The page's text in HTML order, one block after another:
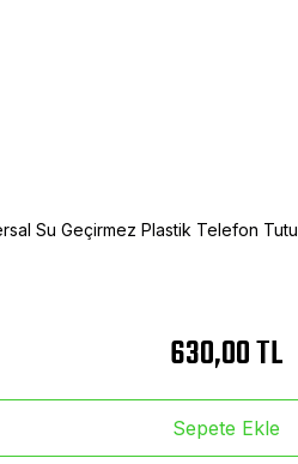
Su Geçirmez Plastik Telefon
630,00 TL
Sepete Ekle